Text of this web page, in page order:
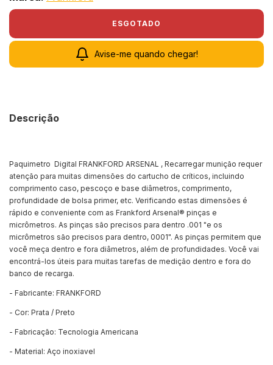
Avise-me quando chegar!
Descrição
Paquimetro Digital FRANKFORD ARSENAL , Recarregar munição requer
atenção para muitas dimensões do cartucho de críticos, incluindo
comprimento caso, pescoço e base diâmetros, comprimento,
profundidade de bolsa primer, etc. Verificando estas dimensões é
rápido e conveniente com as Frankford Arsenal® pinças e
micrômetros. As pinças são precisos para dentro .001 "e os
micrômetros são precisos para dentro, 0001". As pinças permitem que
você meça dentro e fora diâmetros, além de profundidades. Você vai
encontrá-los úteis para muitas tarefas de medição dentro e fora do
banco de recarga.
- Fabricante: FRANKFORD
- Cor: Prata / Preto
- Fabricação: Tecnologia Americana
- Material: Aço inoxiavel